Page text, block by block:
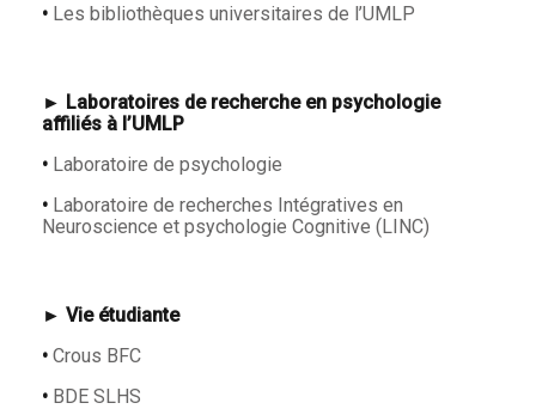
• Les bibliothèques universitaires de l’UMLP
► Laboratoires de recherche en psychologie
affiliés à l’UMLP
• Laboratoire de psychologie
• Laboratoire de recherches Intégratives en
Neuroscience et psychologie Cognitive (LINC)
► Vie étudiante
• Crous BFC
• BDE SLHS